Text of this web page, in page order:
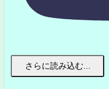
さらに読み込む...